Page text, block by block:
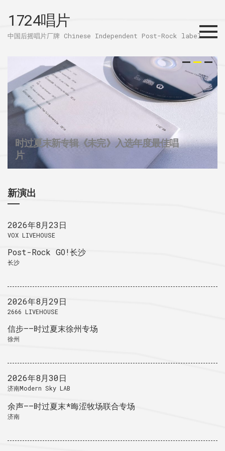
1724唱片
中国后摇唱片厂牌 Chinese Independent Post-Rock label
Menu
1724唱片的2025
时过夏末新专辑《未完》入选年度最佳唱
片
32个城市后摇群
新演出
2026年8月23日
VOX LIVEHOUSE
Post-Rock GO!长沙
长沙
2026年8月29日
2666 LIVEHOUSE
信步——时过夏末徐州专场
徐州
2026年8月30日
济南Modern Sky LAB
余声——时过夏末*晦涩牧场联合专场
济南